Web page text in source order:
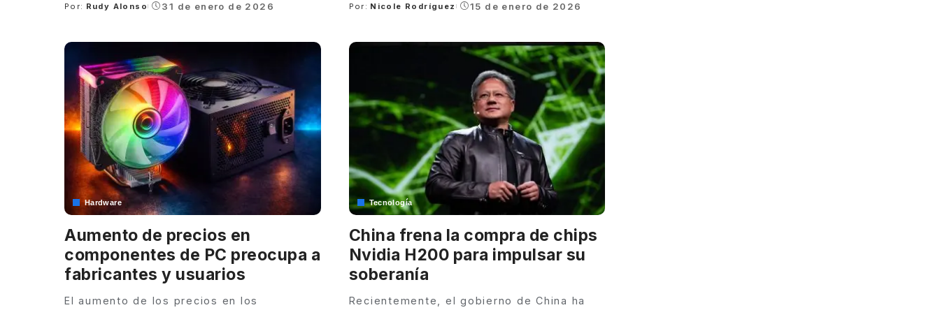
Posted
Por: Rudy Alonso 31 de enero de 2026
Posted
Por: Nicole Rodríguez 15 de enero de 2026
Hardware
Aumento de precios en
componentes de PC preocupa a
fabricantes y usuarios
El aumento de los precios en los
Tecnología
China frena la compra de chips
Nvidia H200 para impulsar su
soberanía
Recientemente, el gobierno de China ha